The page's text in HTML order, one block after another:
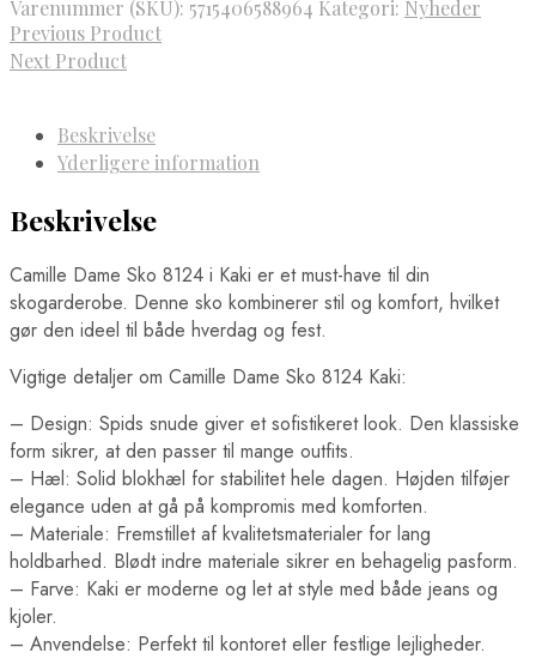
Varenummer (SKU): 5715406588964 Kategori: Nyheder
Previous Product
Next Product
Beskrivelse
Yderligere information
Beskrivelse
Camille Dame Sko 8124 i Kaki er et must-have til din
skogarderobe. Denne sko kombinerer stil og komfort, hvilket
gør den ideel til både hverdag og fest.
Vigtige detaljer om Camille Dame Sko 8124 Kaki:
– Design: Spids snude giver et sofistikeret look. Den klassiske
form sikrer, at den passer til mange outfits.
– Hæl: Solid blokhæl for stabilitet hele dagen. Højden tilføjer
elegance uden at gå på kompromis med komforten.
– Materiale: Fremstillet af kvalitetsmaterialer for lang
holdbarhed. Blødt indre materiale sikrer en behagelig pasform.
– Farve: Kaki er moderne og let at style med både jeans og
kjoler.
– Anvendelse: Perfekt til kontoret eller festlige lejligheder.